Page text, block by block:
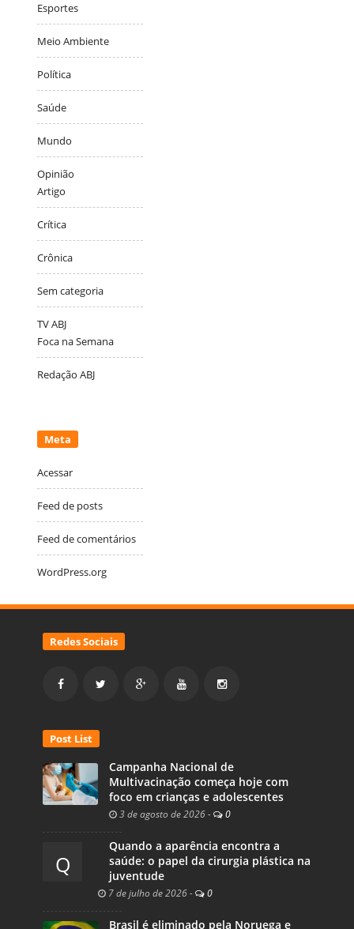
Esportes
Meio Ambiente
Política
Saúde
Mundo
Opinião
Artigo
Crítica
Crônica
Sem categoria
TV ABJ
Foca na Semana
Redação ABJ
Meta
Acessar
Feed de posts
Feed de comentários
WordPress.org
Redes Sociais
Post List
Campanha Nacional de
Multivacinação começa hoje com
foco em crianças e adolescentes
3 de agosto de 2026 - 0
Q
Quando a aparência encontra a
saúde: o papel da cirurgia plástica na
juventude
7 de julho de 2026 - 0
Brasil é eliminado pela Noruega e